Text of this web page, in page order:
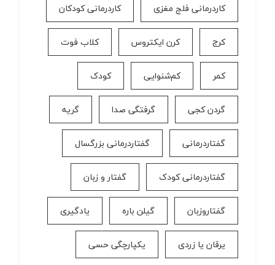
کاردرمانی فلج مغزی کاردرمانی کودکان
کرج کرن ایکتروس کلاب فوت
کمر کم‌شنوایی کودک
گردن کجی گرفتگی صدا گریه
گفتاردرمانی گفتاردرمانی بزرگسال
گفتاردرمانی کودک گفتار و زبان
گفتاروزبان گیلن باره یادگیری
یرقان یا زردی یکپارچگی حسی